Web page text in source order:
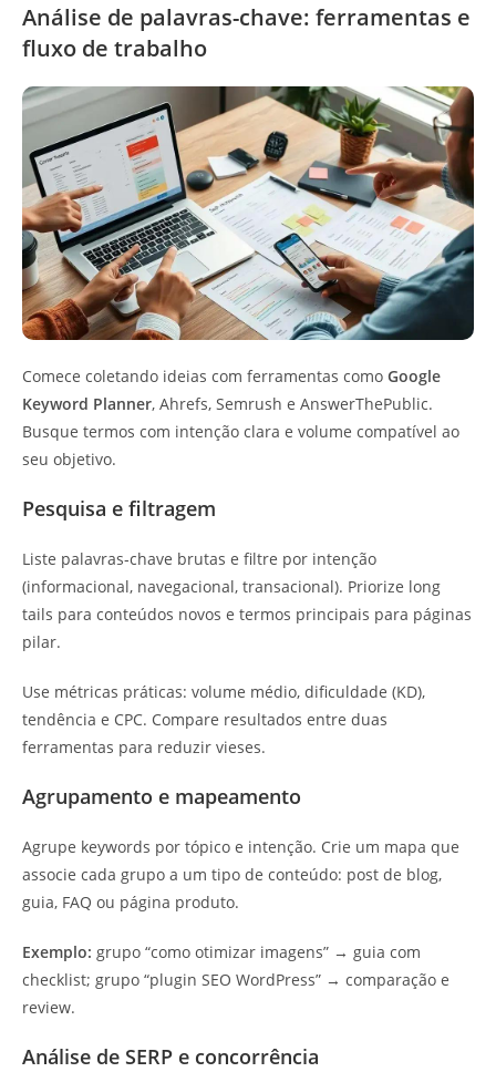
Análise de palavras-chave: ferramentas e
fluxo de trabalho
Comece coletando ideias com ferramentas como Google
Keyword Planner, Ahrefs, Semrush e AnswerThePublic.
Busque termos com intenção clara e volume compatível ao
seu objetivo.
Pesquisa e filtragem
Liste palavras‑chave brutas e filtre por intenção
(informacional, navegacional, transacional). Priorize long
tails para conteúdos novos e termos principais para páginas
pilar.
Use métricas práticas: volume médio, dificuldade (KD),
tendência e CPC. Compare resultados entre duas
ferramentas para reduzir vieses.
Agrupamento e mapeamento
Agrupe keywords por tópico e intenção. Crie um mapa que
associe cada grupo a um tipo de conteúdo: post de blog,
guia, FAQ ou página produto.
Exemplo: grupo “como otimizar imagens” → guia com
checklist; grupo “plugin SEO WordPress” → comparação e
review.
Análise de SERP e concorrência